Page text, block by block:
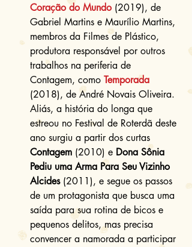
Coração do Mundo (2019), de
Gabriel Martins e Maurílio Martins,
membros da Filmes de Plástico,
produtora responsável por outros
trabalhos na periferia de
Contagem, como Temporada
(2018), de André Novais Oliveira.
Aliás, a história do longa que
estreou no Festival de Roterdã deste
ano surgiu a partir dos curtas
Contagem (2010) e Dona Sônia
Pediu uma Arma Para Seu Vizinho
Alcides (2011), e segue os passos
de um protagonista que busca uma
saída para sua rotina de bicos e
pequenos delitos, mas precisa
convencer a namorada a participar